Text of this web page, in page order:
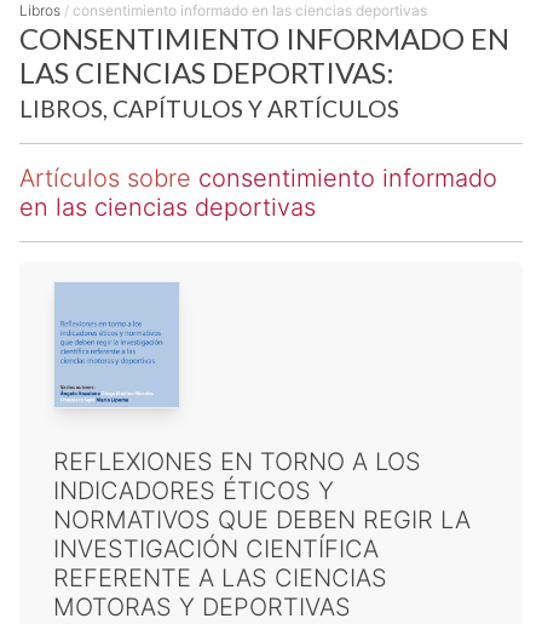
Libros / consentimiento informado en las ciencias deportivas
CONSENTIMIENTO INFORMADO EN
LAS CIENCIAS DEPORTIVAS:
LIBROS, CAPÍTULOS Y ARTÍCULOS
Artículos sobre consentimiento informado
en las ciencias deportivas
REFLEXIONES EN TORNO A LOS
INDICADORES ÉTICOS Y
NORMATIVOS QUE DEBEN REGIR LA
INVESTIGACIÓN CIENTÍFICA
REFERENTE A LAS CIENCIAS
MOTORAS Y DEPORTIVAS